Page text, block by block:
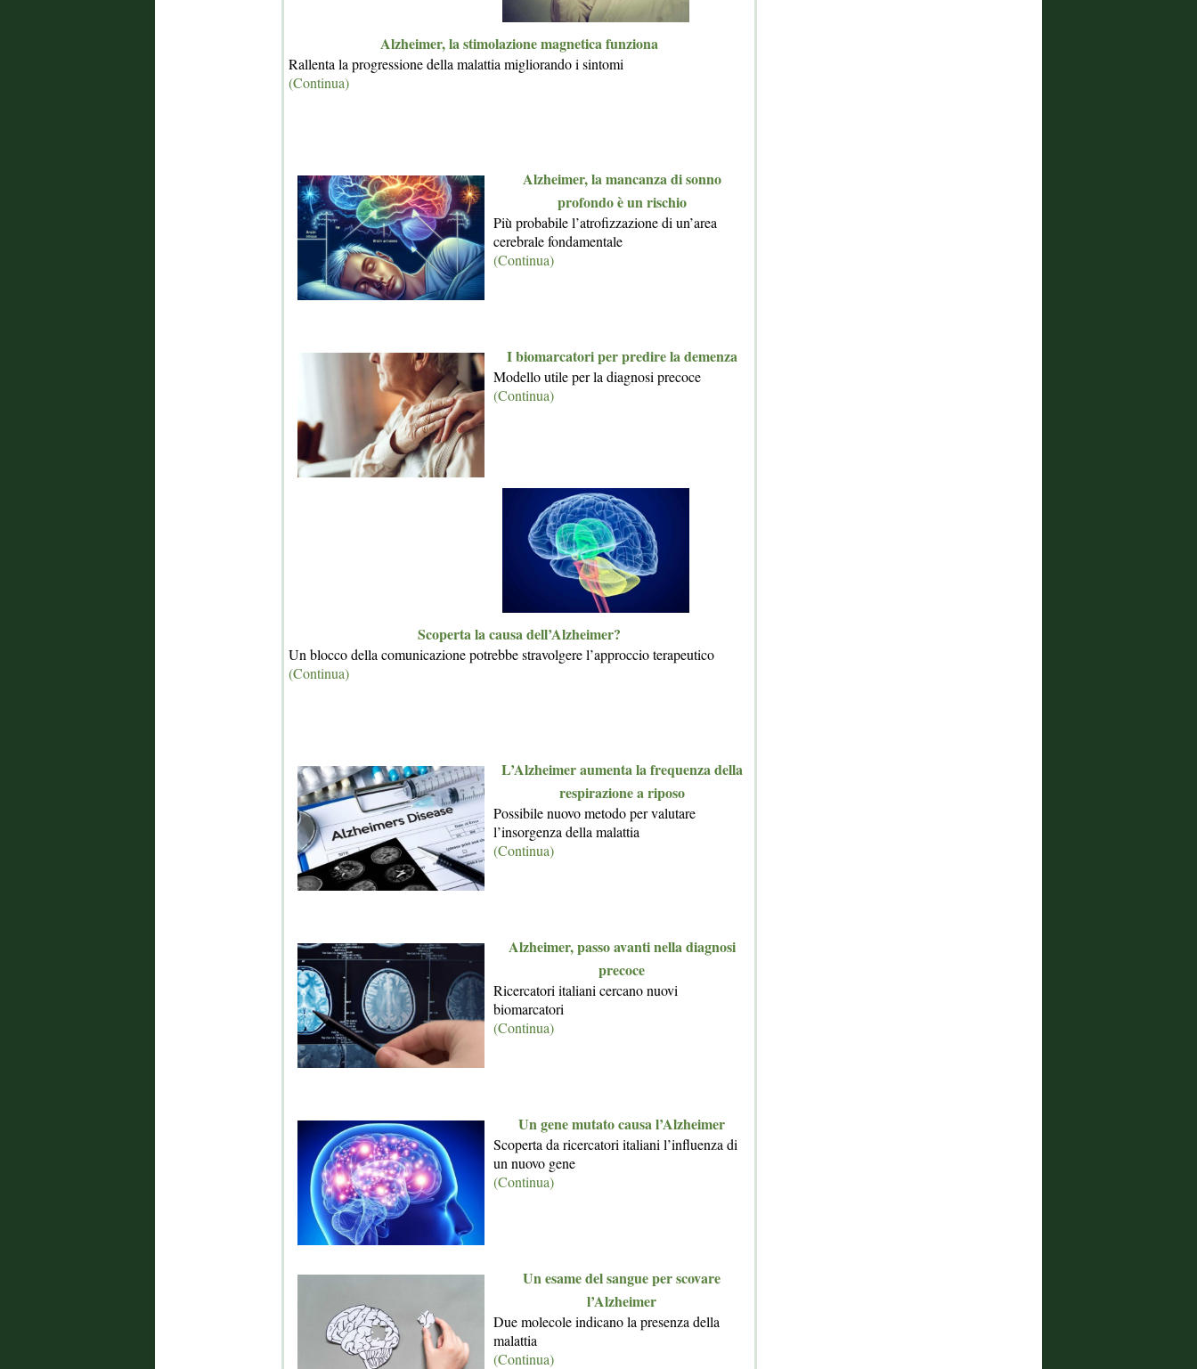
Alzheimer, la stimolazione magnetica funziona
Rallenta la progressione della malattia migliorando i sintomi
(Continua)
Alzheimer, la mancanza di sonno
profondo è un rischio
Più probabile l’atrofizzazione di un’area
cerebrale fondamentale
(Continua)
I biomarcatori per predire la demenza
Modello utile per la diagnosi precoce
(Continua)
Scoperta la causa dell’Alzheimer?
Un blocco della comunicazione potrebbe stravolgere l’approccio terapeutico
(Continua)
L’Alzheimer aumenta la frequenza della
respirazione a riposo
Possibile nuovo metodo per valutare
l’insorgenza della malattia
(Continua)
Alzheimer, passo avanti nella diagnosi
precoce
Ricercatori italiani cercano nuovi
biomarcatori
(Continua)
Un gene mutato causa l’Alzheimer
Scoperta da ricercatori italiani l’influenza di
un nuovo gene
(Continua)
Un esame del sangue per scovare
l’Alzheimer
Due molecole indicano la presenza della
malattia
(Continua)